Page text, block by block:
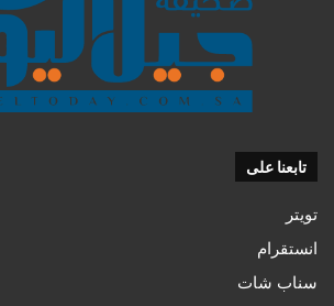
تابعنا على
تويتر
انستقرام
سناب شات